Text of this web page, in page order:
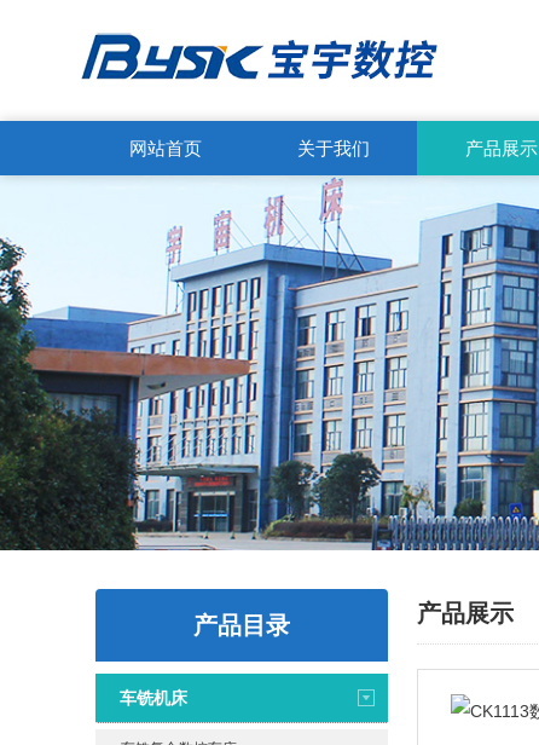
网站首页 关于我们 产品展示
产品目录
车铣机床
产品展示